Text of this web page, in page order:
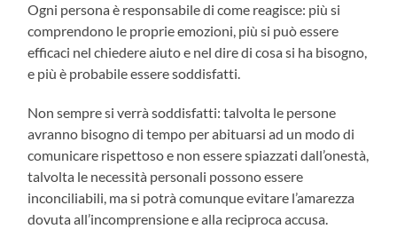
Ogni persona è responsabile di come reagisce: più si
comprendono le proprie emozioni, più si può essere
efficaci nel chiedere aiuto e nel dire di cosa si ha bisogno,
e più è probabile essere soddisfatti.
Non sempre si verrà soddisfatti: talvolta le persone
avranno bisogno di tempo per abituarsi ad un modo di
comunicare rispettoso e non essere spiazzati dall’onestà,
talvolta le necessità personali possono essere
inconciliabili, ma si potrà comunque evitare l’amarezza
dovuta all’incomprensione e alla reciproca accusa.